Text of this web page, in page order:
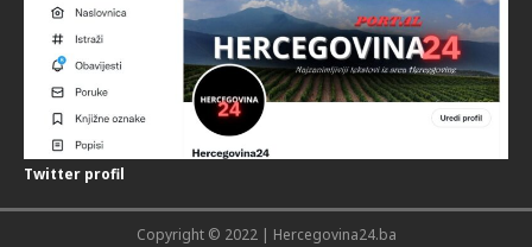
Twitter profil
Copyright © 2022 | Hercegovina24.ba